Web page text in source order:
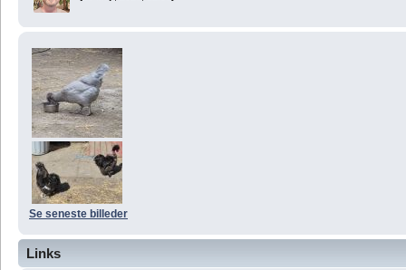
Se seneste billeder
Links